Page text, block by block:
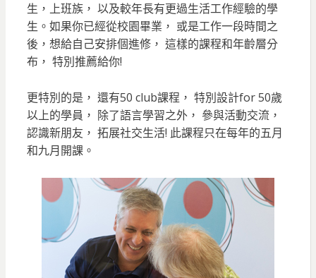
生，上班族， 以及較年長有更過生活工作經驗的學
生。如果你已經從校園畢業， 或是工作一段時間之
後，想給自己安排個進修， 這樣的課程和年齡層分
布， 特別推薦給你!
更特別的是， 還有50 club課程， 特別設計for 50歲
以上的學員， 除了語言學習之外， 參與活動交流，
認識新朋友， 拓展社交生活! 此課程只在每年的五月
和九月開課。